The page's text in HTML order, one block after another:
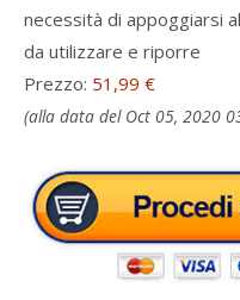
necessità di appoggiarsi
da utilizzare e riporre
Prezzo: 51,99 €
(alla data del Oct 05, 2020